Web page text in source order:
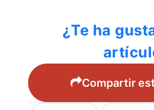
¿Te ha
Compartir